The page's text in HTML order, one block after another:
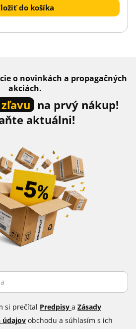
do košíka
o novinkách a propagačných
akciách.
na prvý nákup!
aktuálni!
si prečítal Predpisy a Zásady
údajov obchodu a súhlasím s ich